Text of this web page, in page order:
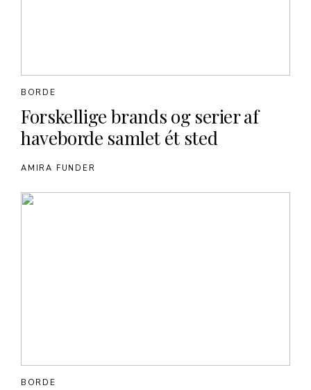
Forskellige brands og serier af
haveborde samlet ét sted
BORDE
AMIRA FUNDER
BORDE